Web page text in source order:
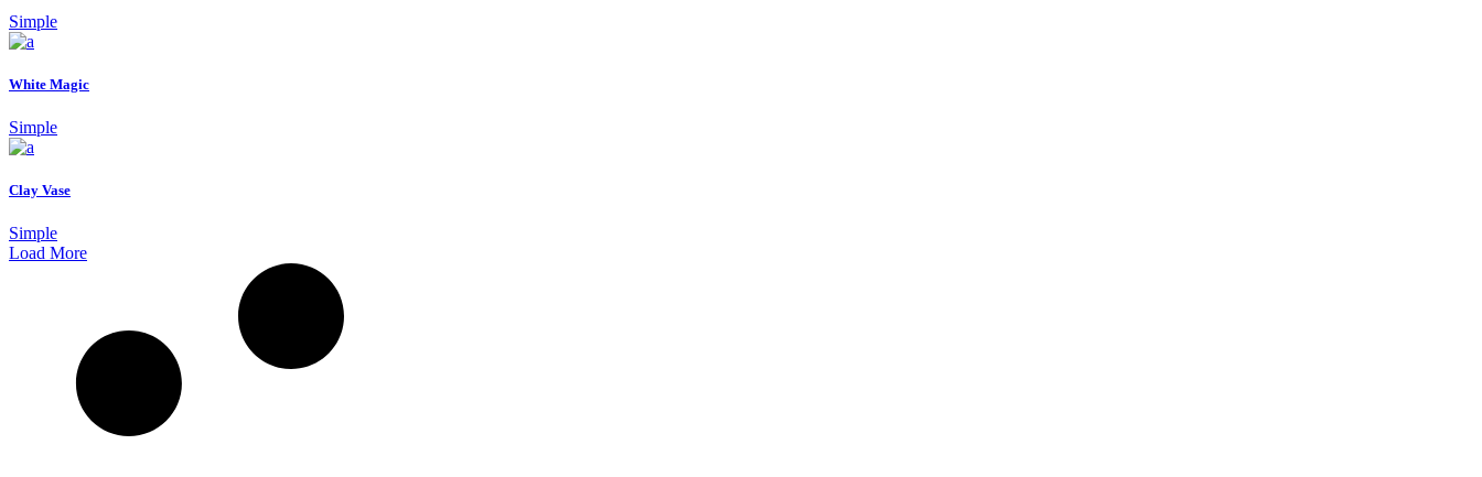
Simple
White Magic
Simple
Clay Vase
Simple
Load More